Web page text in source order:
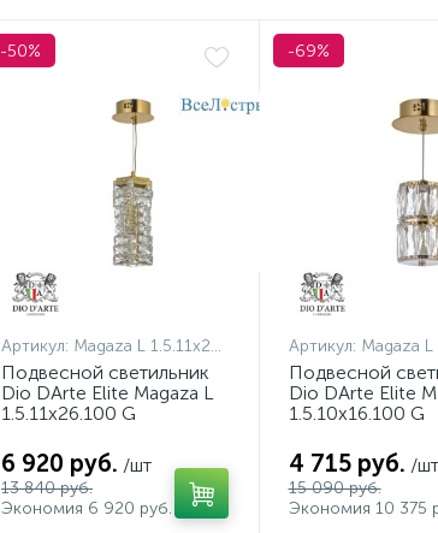
-50%
Артикул: Magaza L 1.5.11x26.100 G
Подвесной светильник
Dio DArte Elite Magaza L
1.5.11x26.100 G
6 920 руб. /шт
13 840 руб.
Экономия 6 920 руб.
-69%
Артикул: Magaza L
Подвесной
Dio DArte Elite
1.5.10x16.100 G
4 715 руб. /шт
15 090 руб.